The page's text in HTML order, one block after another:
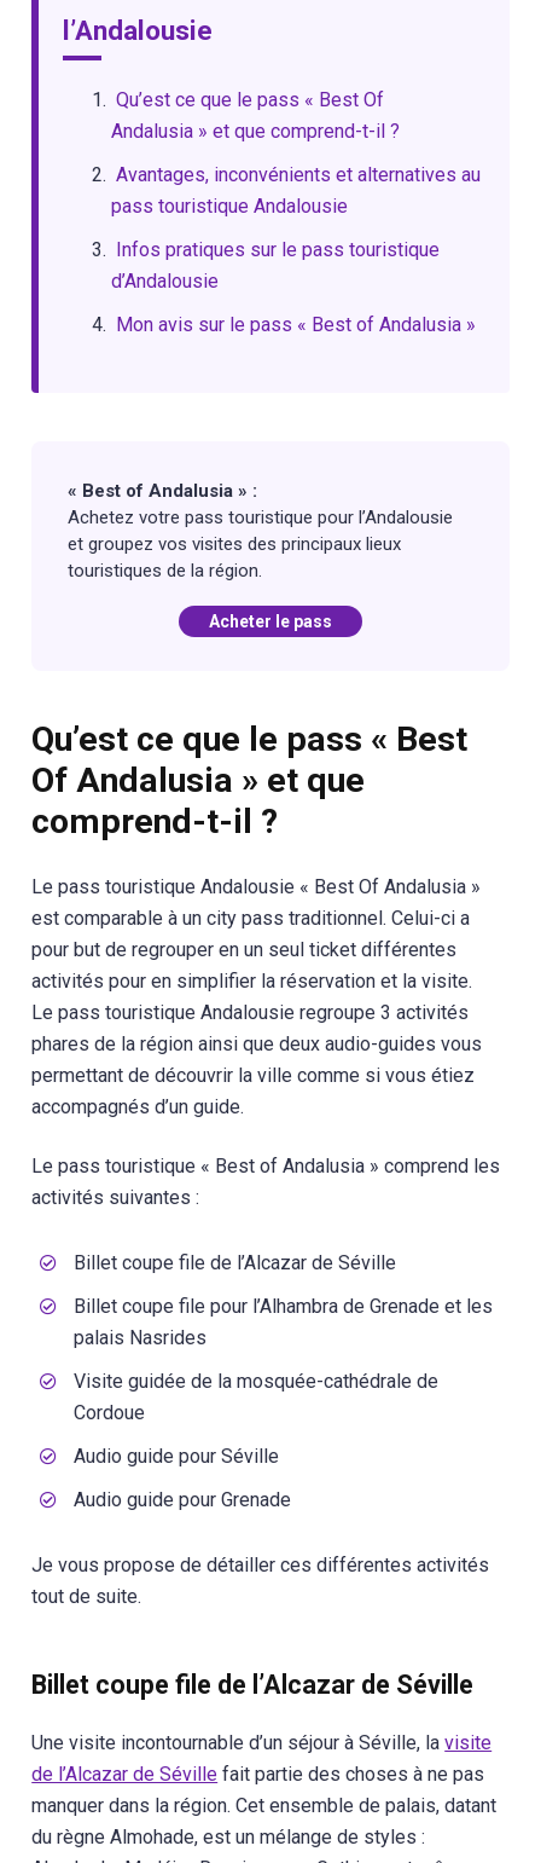
l’Andalousie
Qu’est ce que le pass « Best Of
Andalusia » et que comprend-t-il ?
Avantages, inconvénients et alternatives au
pass touristique Andalousie
Infos pratiques sur le pass touristique
d’Andalousie
Mon avis sur le pass « Best of Andalusia »
« Best of Andalusia » :
Achetez votre pass touristique pour l’Andalousie
et groupez vos visites des principaux lieux
touristiques de la région.
Acheter le pass
Qu’est ce que le pass « Best
Of Andalusia » et que
comprend-t-il ?
Le pass touristique Andalousie « Best Of Andalusia »
est comparable à un city pass traditionnel. Celui-ci a
pour but de regrouper en un seul ticket différentes
activités pour en simplifier la réservation et la visite.
Le pass touristique Andalousie regroupe 3 activités
phares de la région ainsi que deux audio-guides vous
permettant de découvrir la ville comme si vous étiez
accompagnés d’un guide.
Le pass touristique « Best of Andalusia » comprend les
activités suivantes :
Billet coupe file de l’Alcazar de Séville
Billet coupe file pour l’Alhambra de Grenade et les
palais Nasrides
Visite guidée de la mosquée-cathédrale de
Cordoue
Audio guide pour Séville
Audio guide pour Grenade
Je vous propose de détailler ces différentes activités
tout de suite.
Billet coupe file de l’Alcazar de Séville
Une visite incontournable d’un séjour à Séville, lavisite
de l’Alcazar de Séville fait partie des choses à ne pas
manquer dans la région. Cet ensemble de palais, datant
du règne Almohade, est un mélange de styles :